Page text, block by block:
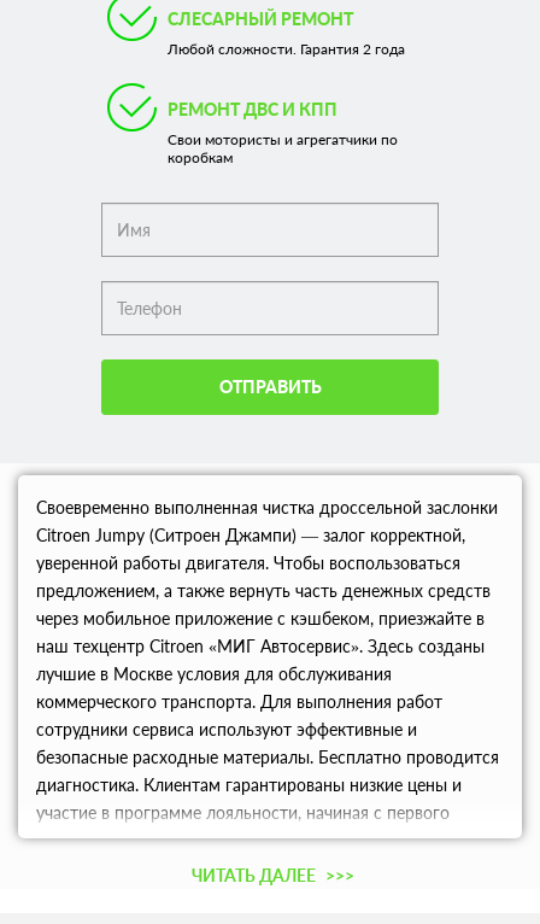
СЛЕСАРНЫЙ РЕМОНТ
Любой сложности. Гарантия 2 года
РЕМОНТ ДВС И КПП
Свои мотористы и агрегатчики по
коробкам
ОТПРАВИТЬ
Своевременно выполненная чистка дроссельной заслонки
Citroen Jumpy (Ситроен Джампи) — залог корректной,
уверенной работы двигателя. Чтобы воспользоваться
предложением, а также вернуть часть денежных средств
через мобильное приложение с кэшбеком, приезжайте в
наш техцентр Citroen «МИГ Автосервис». Здесь созданы
лучшие в Москве условия для обслуживания
коммерческого транспорта. Для выполнения работ
сотрудники сервиса используют эффективные и
безопасные расходные материалы. Бесплатно проводится
диагностика. Клиентам гарантированы низкие цены и
участие в программе лояльности, начиная с первого
обращения. Предоставляются все отчетные документы.
ЧИТАТЬ ДАЛЕЕ >>>